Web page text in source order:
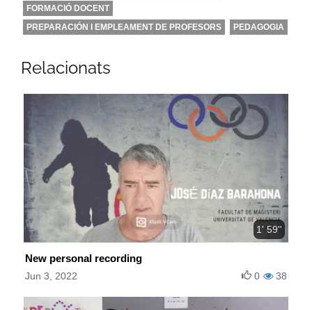
FORMACIÓ DOCENT
PREPARACIÓN I EMPLEAMENT DE PROFESORS
PEDAGOGIA
Relacionats
1' 59''
New personal recording
Jun 3, 2022 38
0